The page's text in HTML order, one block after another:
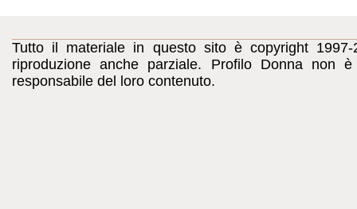
Tutto il materiale in questo sito è copyright
riproduzione anche parziale. Profilo Donna
responsabile del loro contenuto.